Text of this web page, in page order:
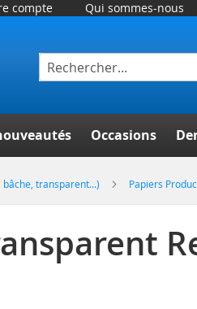
compte Qui sommes-nous
Occasions
transparent...) Papiers